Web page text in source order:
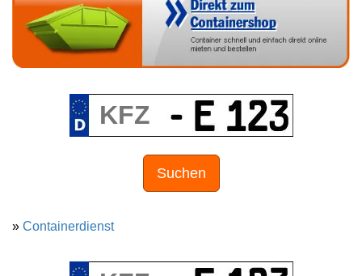
Suchen
» Containerdienst